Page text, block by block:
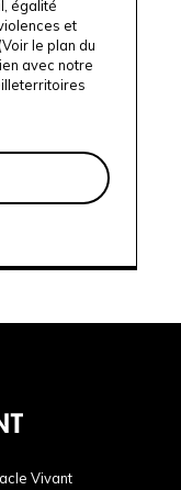
égalité
et
le plan du
avec notre
Vivant